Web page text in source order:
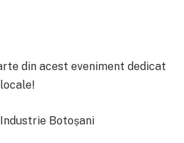
din acest eveniment dedicat
Botoșani